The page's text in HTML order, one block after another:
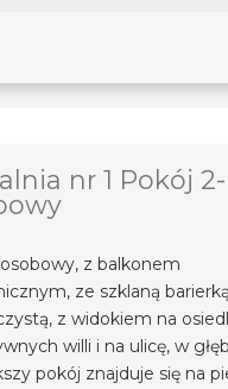
nr 1 Pokój 2-
z balkonem
ze szklaną
z widokiem na
willi i na ulicę, w
pokój znajduje się na